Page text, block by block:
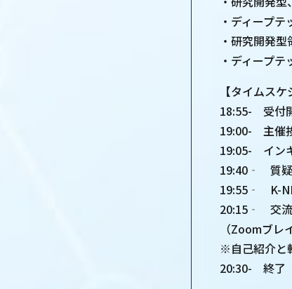
・ディープ
・研究開発
・ディープ
【タイムスケ
18:55- 受付
19:00- 主催
19:05- イン
19:40‐ 質疑
19:55‐ K-
20:15‐ 交流
（Zoomブレ
※自己紹介と
20:30- 終了